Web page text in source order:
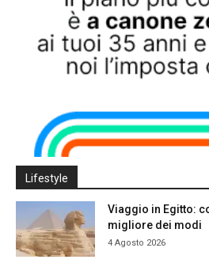
Lifestyle
Viaggio in Egitto:
migliore dei modi
4 Agosto 2026